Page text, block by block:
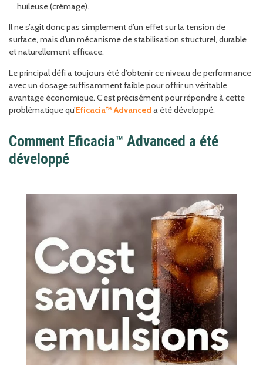
huileuse (crémage).
Il ne s’agit donc pas simplement d’un effet sur la tension de
surface, mais d’un mécanisme de stabilisation structurel, durable
et naturellement efficace.
Le principal défi a toujours été d’obtenir ce niveau de performance
avec un dosage suffisamment faible pour offrir un véritable
avantage économique. C’est précisément pour répondre à cette
problématique qu’Eficacia™ Advanced a été développé.
Comment Eficacia™ Advanced a été
développé